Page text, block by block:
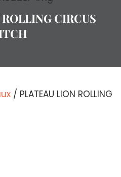
CIRCUS
/ PLATEAU LION ROLLING